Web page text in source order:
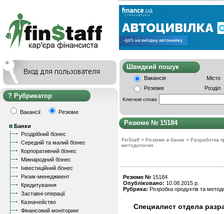
Рубрикатор
Вакансії Резюме
Банки
Роздрібний бізнес
Середній та малий бізнес
Корпоративний бізнес
Міжнародний бізнес
Інвестиційний бізнес
Ризик-менеджмент
Кредитування
Заставні операції
Казначейство
Фінансовий моніторинг
Швидкий
Вакансія
Місто
Резюме
Розділ
Ключові слова
Резюме № 15184
FinStaff > Резюме в банке > Разработка
методология
Резюме № 15184
Опубліковано: 10.08.2015 р.
Рубрика: Розробка продуктів та
Специалист отдела